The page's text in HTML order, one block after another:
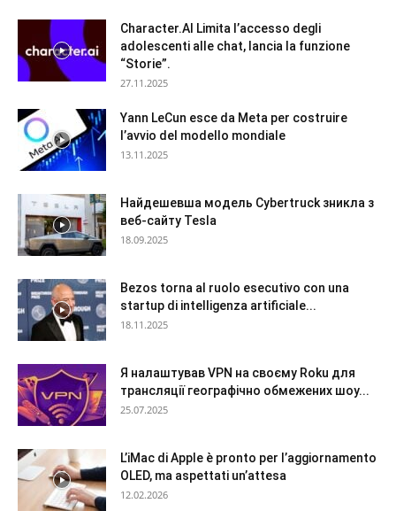
Character.AI Limita l’accesso degli
adolescenti alle chat, lancia la funzione
“Storie”.
27.11.2025
Yann LeCun esce da Meta per costruire
l’avvio del modello mondiale
13.11.2025
Найдешевша модель Cybertruck зникла з
веб-сайту Tesla
18.09.2025
Bezos torna al ruolo esecutivo con una
startup di intelligenza artificiale...
18.11.2025
Я налаштував VPN на своєму Roku для
трансляції географічно обмежених шоу...
25.07.2025
L’iMac di Apple è pronto per l’aggiornamento
OLED, ma aspettati un’attesa
12.02.2026